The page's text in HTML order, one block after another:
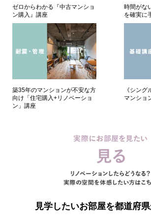
ゼロからわかる『中古マンショ
ン購入』講座
時間がな
を確実に
築35年のマンションが不安な方
向け「住宅購入+リノベーショ
ン」講座
《シン
マンショ
見学したいお部屋を都道府